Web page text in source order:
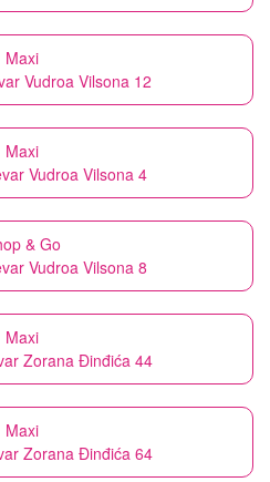
Maxi
Vudroa Vilsona 12
Maxi
Vudroa Vilsona 4
& Go
Vudroa Vilsona 8
Maxi
Zorana Đinđića 44
Maxi
Zorana Đinđića 64